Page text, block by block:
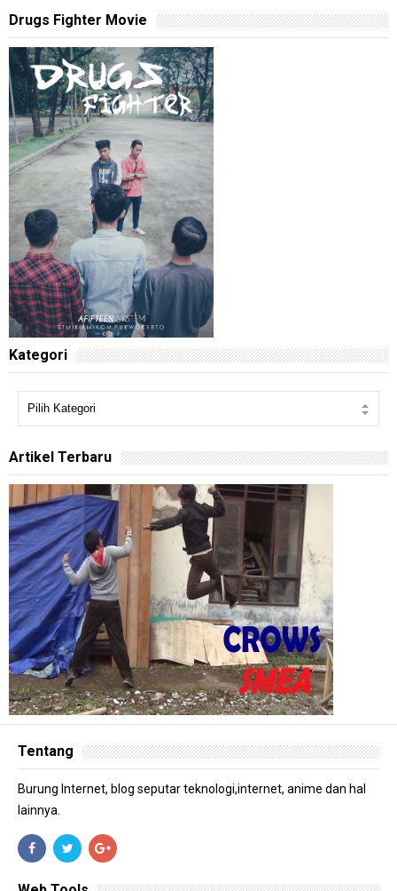
Drugs Fighter Movie
Kategori
Artikel Terbaru
Tentang
Burung Internet, blog seputar teknologi,internet, anime dan hal
lainnya.